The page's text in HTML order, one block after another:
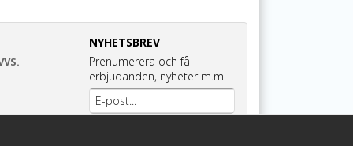
NYHETSBREV
Prenumerera och få
erbjudanden, nyheter m.m.